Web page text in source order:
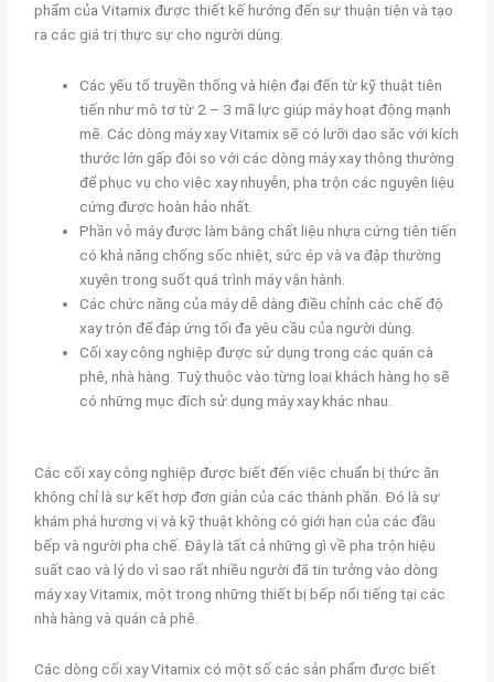
phẩm của Vitamix được thiết kế hướng đến sự thuận tiện và tạo
ra các giá trị thực sự cho người dùng.
Các yếu tố truyền thống và hiện đại đến từ kỹ thuật tiên
tiến như mô tơ từ 2 – 3 mã lực giúp máy hoạt động mạnh
mẽ. Các dòng máy xay Vitamix sẽ có lưỡi dao săc với kích
thước lớn gấp đôi so với các dòng máy xay thông thường
để phục vụ cho việc xay nhuyễn, pha trộn các nguyên liệu
cứng được hoàn hảo nhất.
Phần vỏ máy được làm bằng chất liệu nhựa cứng tiên tiến
có khả năng chống sốc nhiệt, sức ép và va đập thường
xuyên trong suốt quá trình máy vận hành.
Các chức năng của máy dễ dàng điều chỉnh các chế độ
xay trộn để đáp ứng tối đa yêu cầu của người dùng.
Cối xay công nghiệp được sử dụng trong các quán cà
phê, nhà hàng. Tuỳ thuộc vào từng loại khách hàng họ sẽ
có những mục đích sử dụng máy xay khác nhau.
Các cối xay công nghiệp được biết đến việc chuẩn bị thức ăn
không chỉ là sự kết hợp đơn giản của các thành phần. Đó là sự
khám phá hương vị và kỹ thuật không có giới hạn của các đầu
bếp và người pha chế. Đây là tất cả những gì về pha trộn hiệu
suất cao và lý do vì sao rất nhiều người đã tin tưởng vào dòng
máy xay Vitamix, một trong những thiết bị bếp nổi tiếng tại các
nhà hàng và quán cà phê.
Các dòng cối xay Vitamix có một số các sản phẩm được biết